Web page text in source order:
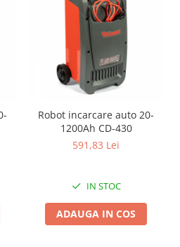
Robot incarcare auto 20-
1200Ah CD-430
591,83 Lei
IN STOC
ADAUGA IN COS